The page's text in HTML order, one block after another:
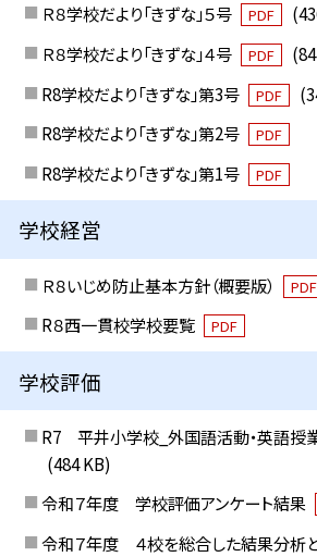
Ｒ８学校だより「きずな」５号 PDF
Ｒ８学校だより「きずな」４号
PDF
R8学校だより「きずな」第3号
PDF
R8学校だより「きずな」第2号
PDF
R8学校だより「きずな」第1号 PDF
学校経営
Ｒ８いじめ防止基本方針（概要版） PDF
R８西一貫校学校要覧
PDF
学校評価
R7 平井小学校_外国語活動・英語授
(484 KB)
令和７年度 学校評価アンケート結果
令和７年度 ４校を総合した結果分析